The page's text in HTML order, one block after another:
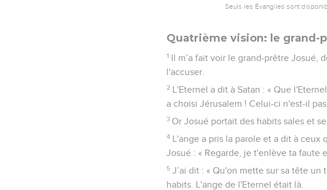
Seuls les Évangiles sont
Quatrième vision: le grand-
1 Il m’a fait voir le grand-prêtre Josué,
l'accuser.
2 L'Eternel a dit à Satan : « Que
a choisi Jérusalem ! Celui-ci n'est-il
3 Or Josué portait des habits sales et
4 L'ange a pris la parole et a dit à ceux
Josué : « Regarde, je t'enlève ta faute
5 J’ai dit : « Qu'on mette sur sa tête
habits. L'ange de l'Eternel était là.